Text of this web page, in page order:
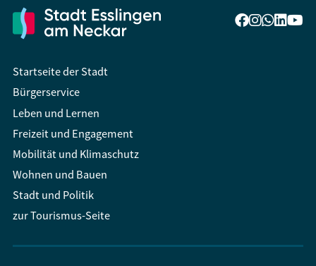
Startseite der Stadt
Bürgerservice
Leben und Lernen
Freizeit und Engagement
Mobilität und Klimaschutz
Wohnen und Bauen
Stadt und Politik
zur Tourismus-Seite